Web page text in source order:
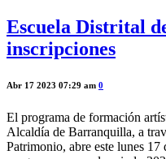
Escuela Distrital
inscripciones
Abr 17 2023 07:29 am 0
El programa de formación
Alcaldía de Barranquilla, a
Patrimonio, abre este lunes